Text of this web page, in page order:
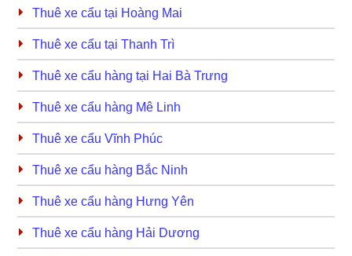
Thuê xe cẩu tại Hoàng Mai
Thuê xe cẩu tại Thanh Trì
Thuê xe cẩu hàng tại Hai Bà Trưng
Thuê xe cẩu hàng Mê Linh
Thuê xe cẩu Vĩnh Phúc
Thuê xe cẩu hàng Bắc Ninh
Thuê xe cẩu hàng Hưng Yên
Thuê xe cẩu hàng Hải Dương